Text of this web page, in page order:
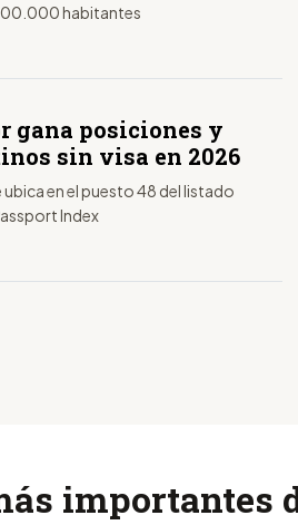
habitantes
gana posiciones y
sin visa en 2026
en el puesto 48 del listado
Index
importantes